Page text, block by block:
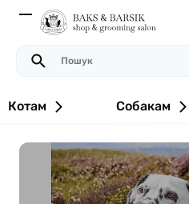
Котам Собакам